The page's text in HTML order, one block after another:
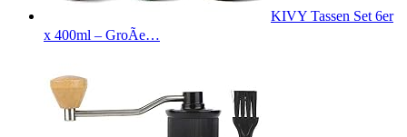
KIVY Tassen Set 6er
x 400ml – GroÃe…